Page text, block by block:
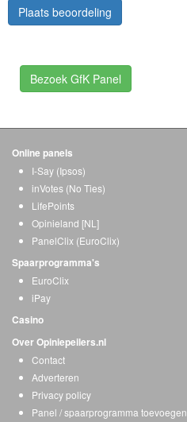
Plaats beoordeling
Bezoek GfK Panel
Online panels
I-Say (Ipsos)
inVotes (No Ties)
LifePoints
Opinieland [NL]
PanelClix (EuroClix)
Spaarprogramma's
EuroClix
iPay
Casino
Over Opiniepeilers.nl
Contact
Adverteren
Privacy policy
Panel / spaarprogramma toevoegen